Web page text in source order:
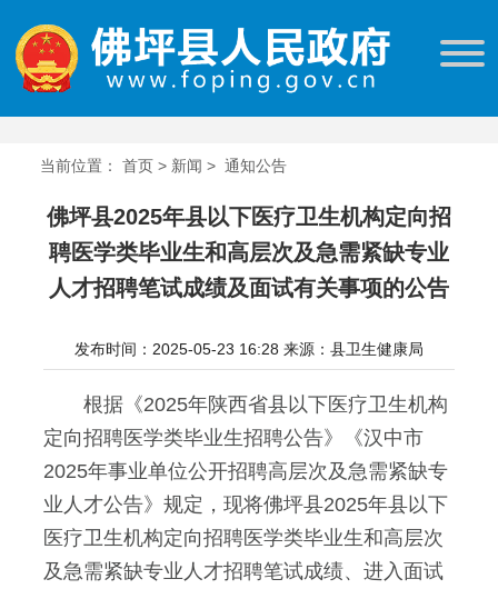
当前位置： 首页 > 新闻 > 通知公告
佛坪县2025年县以下医疗卫生机构定向招
聘医学类毕业生和高层次及急需紧缺专业
人才招聘笔试成绩及面试有关事项的公告
发布时间：2025-05-23 16:28 来源：县卫生健康局
根据《2025年陕西省县以下医疗卫生机构
定向招聘医学类毕业生招聘公告》《汉中市
2025年事业单位公开招聘高层次及急需紧缺专
业人才公告》规定，现将佛坪县2025年县以下
医疗卫生机构定向招聘医学类毕业生和高层次
及急需紧缺专业人才招聘笔试成绩、进入面试